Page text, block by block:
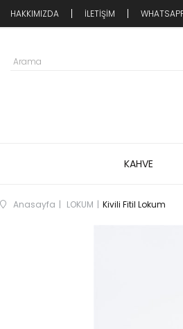
HAKKIMIZDA İLETİŞİM
KAHVE
Anasayfa LOKUM Kivili Fitil Lokum